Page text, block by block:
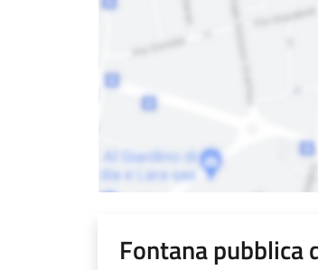
Fontana pubblica